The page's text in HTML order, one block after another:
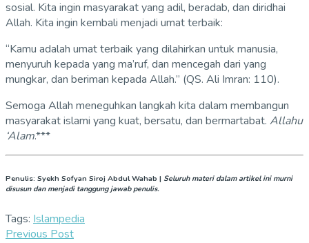
sosial. Kita ingin masyarakat yang adil, beradab, dan diridhai
Allah. Kita ingin kembali menjadi umat terbaik:
“Kamu adalah umat terbaik yang dilahirkan untuk manusia,
menyuruh kepada yang ma’ruf, dan mencegah dari yang
mungkar, dan beriman kepada Allah.” (QS. Ali Imran: 110).
Semoga Allah meneguhkan langkah kita dalam membangun
masyarakat islami yang kuat, bersatu, dan bermartabat. Allahu
‘Alam.***
Penulis: Syekh Sofyan Siroj Abdul Wahab | Seluruh materi dalam artikel ini murni
disusun dan menjadi tanggung jawab penulis.
Tags: Islampedia
Previous Post